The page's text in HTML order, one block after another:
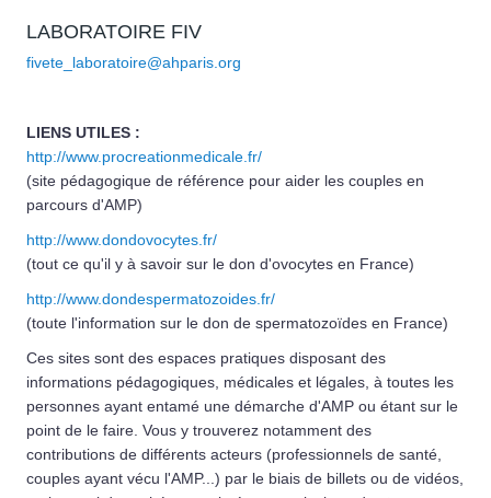
LABORATOIRE FIV
fivete_laboratoire@ahparis.org
LIENS UTILES :
http://www.procreationmedicale.fr/
(site pédagogique de référence pour aider les couples en
parcours d'AMP)
http://www.dondovocytes.fr/
(tout ce qu'il y à savoir sur le don d'ovocytes en France)
http://www.dondespermatozoides.fr/
(toute l'information sur le don de spermatozoïdes en France)
Ces sites sont des espaces pratiques disposant des
informations pédagogiques, médicales et légales, à toutes les
personnes ayant entamé une démarche d'AMP ou étant sur le
point de le faire. Vous y trouverez notamment des
contributions de différents acteurs (professionnels de santé,
couples ayant vécu l'AMP...) par le biais de billets ou de vidéos,